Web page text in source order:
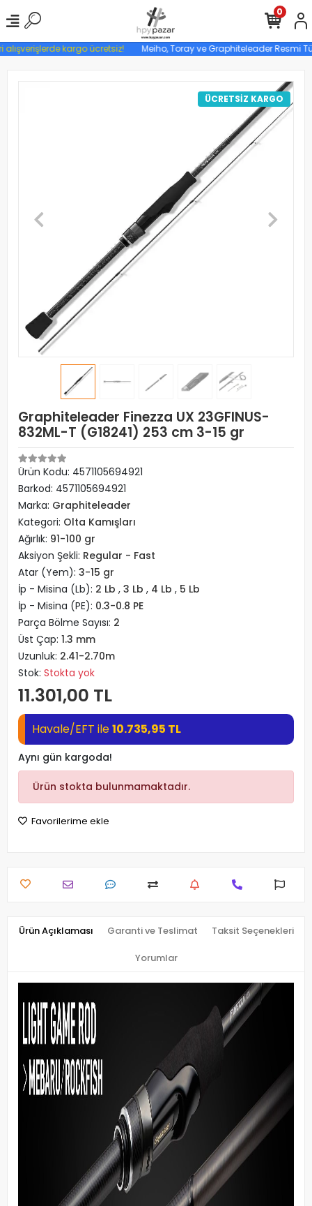
kargo ücretsiz! Meiho, Toray ve Graphiteleader Resmi
0
ÜCRETSİZ KARGO
Graphiteleader Finezza UX 23GFINUS-
832ML-T (G18241) 253 cm 3-15 gr
Ürün Kodu: 4571105694921
Barkod: 4571105694921
Marka: Graphiteleader
Kategori: Olta Kamışları
Ağırlık: 91-100 gr
Aksiyon Şekli: Regular - Fast
Atar (Yem): 3-15 gr
İp - Misina (Lb): 2 Lb , 3 Lb , 4 Lb , 5 Lb
İp - Misina (PE): 0.3-0.8 PE
Parça Bölme Sayısı: 2
Üst Çap: 1.3 mm
Uzunluk: 2.41-2.70m
Stok: Stokta yok
11.301,00 TL
Havale/EFT ile10.735,95 TL
Aynı gün kargoda!
Ürün stokta bulunmamaktadır.
Favorilerime ekle
Ürün Açıklaması Garanti ve Teslimat Taksit Seçenekleri
Yorumlar